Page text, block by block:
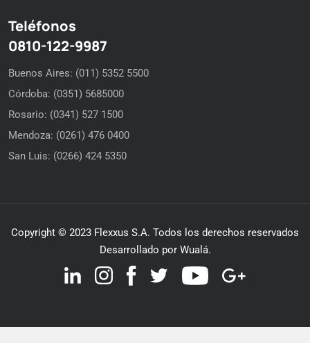
Teléfonos
0810-122-9987
Buenos Aires: (011) 5352 5500
Córdoba: (0351) 5685000
Rosario: (0341) 527 1500
Mendoza: (0261) 476 0400
San Luis: (0266) 424 5350
Copyright © 2023 Flexxus S.A. Todos los derechos reservados
Desarrollado por Wualá.